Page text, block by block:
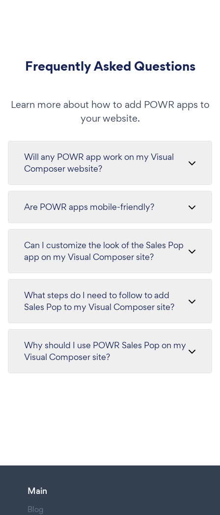
Frequently Asked Questions
Learn more about how to add POWR apps to
your website.
Will any POWR app work on my Visual
Composer website?
Are POWR apps mobile-friendly?
Can I customize the look of the Sales Pop
app on my Visual Composer site?
What steps do I need to follow to add
Sales Pop to my Visual Composer site?
Why should I use POWR Sales Pop on my
Visual Composer site?
Main
Blog